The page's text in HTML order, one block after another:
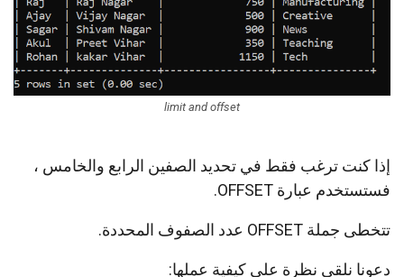
limit and offset
إذا كنت ترغب فقط في تحديد الصفين الرابع والخامس ،
فستستخدم عبارة OFFSET.
تتخطى جملة OFFSET عدد الصفوف المحددة.
دعونا نلقي نظرة على كيفية عملها: